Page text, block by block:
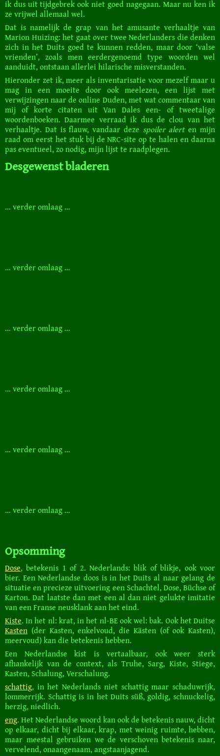
ik dus uit tijdgebrek ook niet goed nagegaan. Maar nu ken ik
ze vrijwel allemaal wel.
Dat is namelijk de grap van het amusante verhaaltje van
Marion Huizing: het gaat over twee Nederlanders die denken
zich in het Duits goed te kunnen redden, maar door ‘valse
vrienden’, zoals men eerdergenoemd type woorden wel
aanduidt, ontstaan allerlei hilarische misverstanden.
Hieronder zet ik, meer als inventarisatie voor mezelf maar u
mag in een moeite door ook meelezen, een lijst met
verwijzingen naar de online Duden, met wat commentaar van
mij of korte citaten uit Van Dales een- of tweetalige
woordenboeken. Daarmee verraad ik dus de clou van het
verhaaltje. Dat is flauw, vandaar deze spoiler alerten mijn
raad om eerst het stuk bij de NRC-site op te halen en daarna
pas eventueel, zo nodig, mijn lijst te raadplegen.
Desgewenst bladeren
… verder omlaag …
… verder omlaag …
… verder omlaag …
… verder omlaag …
… verder omlaag …
… verder omlaag …
Opsomming
Dose, betekenis 1 of 2. Nederlands: blik of blikje, ook voor
bier. Een Nederlandse doos is in het Duits al naar gelang de
situatie en precieze uitvoering een Schachtel, Dose, Büchse of
Karton. Dat laatste dan met een al dan niet gelukte imitatie
van een Franse neusklank aan het eind.
Kiste. In het nl: krat, in het nl-BE ook wel: bak. Ook het Duitse
Kasten (der Kasten, enkelvoud, die Kästen (of ook Kasten),
meervoud) kan die betekenis hebben.
Een Nederlandse kist is vertaalbaar, ook weer sterk
afhankelijk van de context, als Truhe, Sarg, Kiste, Stiege,
Kasten, Schalung, Verschalung.
schattig, in het Nederlands niet schattig maar schaduwrijk,
lommerrijk. Schattig is in het Duits süß, goldig, schnuckelig,
herzig, niedlich.
eng. Het Nederlandse woord kan ook de betekenis nauw, dicht
op elkaar, dicht bij elkaar, krap, met weinig ruimte, hebben,
maar meestal gebruiken we de verschoven betekenis naar,
vervelend, onaangenaam, angstaanjagend.